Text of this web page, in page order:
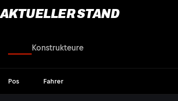
AKTUELLER STAND
Konstrukteure
Pos Fahrer